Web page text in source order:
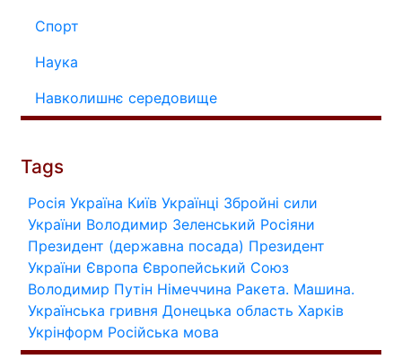
Спорт
Наука
Навколишнє середовище
Tags
Росія Україна Київ Українці Збройні сили
України Володимир Зеленський Росіяни
Президент (державна посада) Президент
України Європа Європейський Союз
Володимир Путін Німеччина Ракета. Машина.
Українська гривня Донецька область Харків
Укрінформ Російська мова